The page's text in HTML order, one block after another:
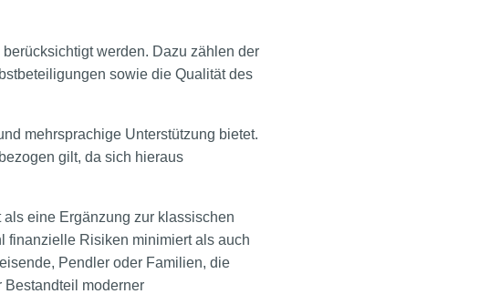
werden. Dazu zählen der
sowie die Qualität des
mehrsprachige Unterstützung bietet.
gilt, da sich hieraus
eine Ergänzung zur klassischen
finanzielle Risiken minimiert als auch
Pendler oder Familien, die
Bestandteil moderner